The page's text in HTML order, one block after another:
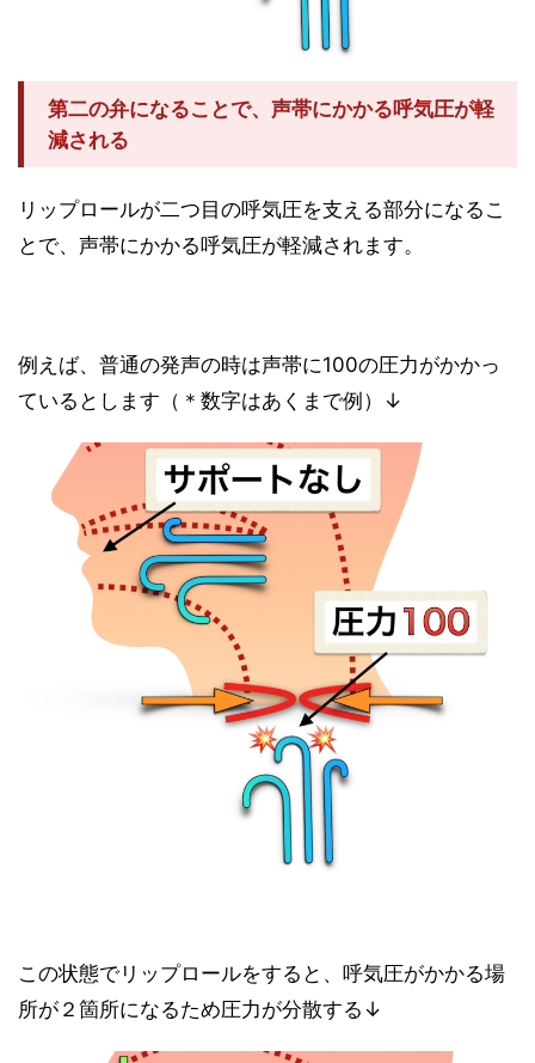
第二の弁になることで、声帯にかかる呼気圧が軽
減される
リップロールが二つ目の呼気圧を支える部分になるこ
とで、声帯にかかる呼気圧が軽減されます。
例えば、普通の発声の時は声帯に100の圧力がかかっ
ているとします（＊数字はあくまで例）↓
この状態でリップロールをすると、呼気圧がかかる場
所が２箇所になるため圧力が分散する↓